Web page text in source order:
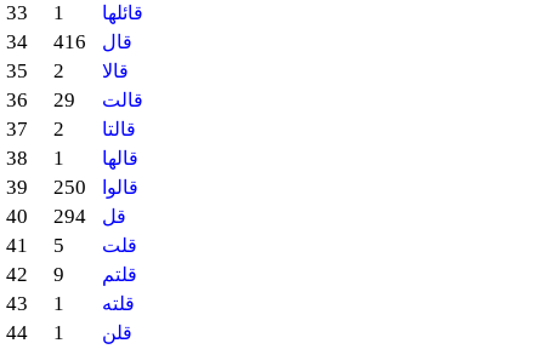
33 1 قائلها
34 416 قال
35 2 قالا
36 29 قالت
37 2 قالتا
38 1 قالها
39 250 قالوا
40 294 قل
41 5 قلت
42 9 قلتم
43 1 قلته
44 1 قلن